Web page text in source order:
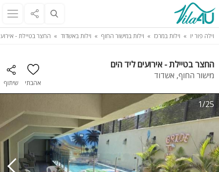
וילה פור יו וילות במרכז וילות במישור החוף וילות באשדוד החצר בטיילת -
החצר בטיילת - אירועים ליד הים
מישור החוף, אשדוד
אהבתי שיתוף
1/25